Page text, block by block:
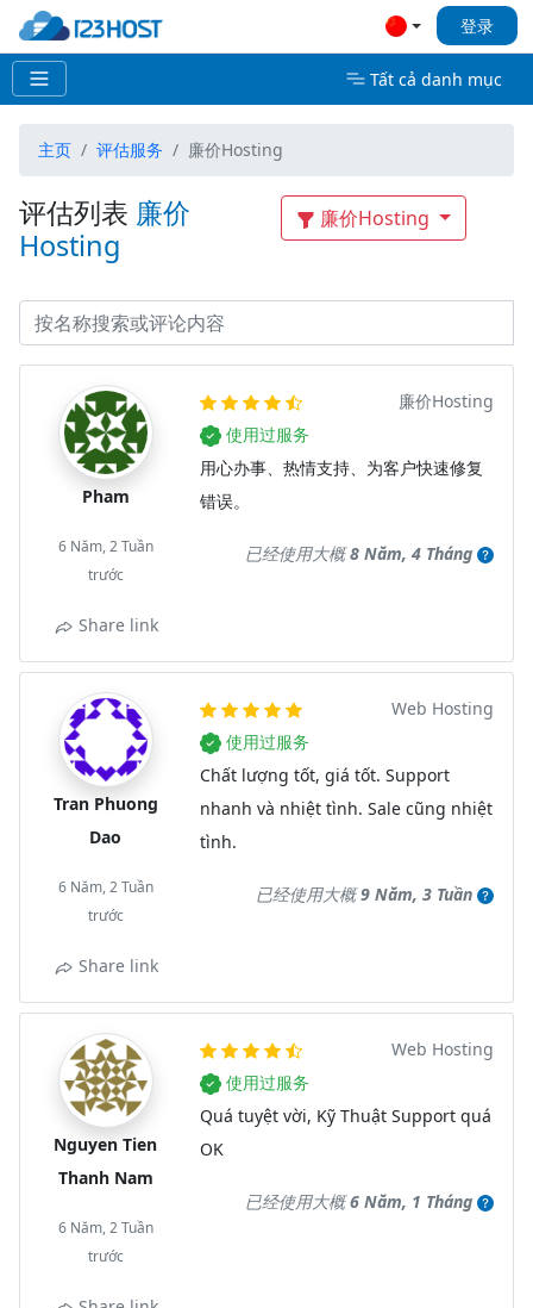
登录
Tất cả danh mục
主页 评估服务 廉价Hosting
评估列表 廉价
Hosting
廉价Hosting
Pham
6 Năm, 2 Tuần
trước
Share link
廉价Hosting
使用过服务
用心办事、热情支持、为客户快速修复
错误。
已经使用大概8 Năm, 4 Tháng
Tran Phuong
Dao
6 Năm, 2 Tuần
trước
Share link
Web Hosting
使用过服务
Chất lượng tốt, giá tốt. Support
nhanh và nhiệt tình. Sale cũng nhiệt
tình.
已经使用大概9 Năm, 3 Tuần
Nguyen Tien
Thanh Nam
6 Năm, 2 Tuần
trước
Web Hosting
使用过服务
Quá tuyệt vời, Kỹ Thuật Support quá
OK
已经使用大概6 Năm, 1 Tháng